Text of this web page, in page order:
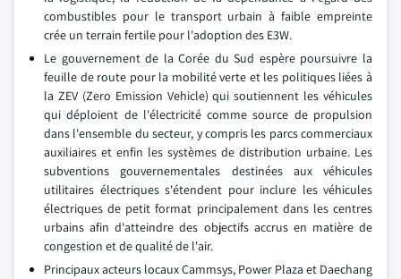
combustibles pour le transport urbain à faible empreinte
crée un terrain fertile pour l'adoption des E3W.
Le gouvernement de la Corée du Sud espère poursuivre la
feuille de route pour la mobilité verte et les politiques liées à
la ZEV (Zero Emission Vehicle) qui soutiennent les véhicules
qui déploient de l'électricité comme source de propulsion
dans l'ensemble du secteur, y compris les parcs commerciaux
auxiliaires et enfin les systèmes de distribution urbaine. Les
subventions gouvernementales destinées aux véhicules
utilitaires électriques s'étendent pour inclure les véhicules
électriques de petit format principalement dans les centres
urbains afin d'atteindre des objectifs accrus en matière de
congestion et de qualité de l'air.
Principaux acteurs locaux Cammsys, Power Plaza et Daechang